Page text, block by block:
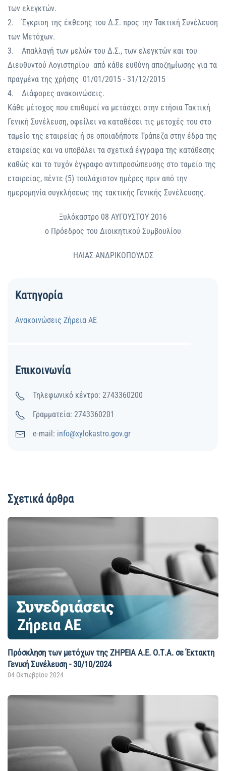
των ελεγκτών.
2. Έγκριση της έκθεσης του Δ.Σ. προς την Τακτική Συνέλευση
των Μετόχων.
3. Απαλλαγή των μελών του Δ.Σ., των ελεγκτών και του
Διευθυντού Λογιστηρίου από κάθε ευθύνη αποζημίωσης για τα
πραγμένα της χρήσης 01/01/2015 - 31/12/2015
4. Διάφορες ανακοινώσεις.
Κάθε μέτοχος που επιθυμεί να μετάσχει στην ετήσια Τακτική
Γενική Συνέλευση, οφείλει να καταθέσει τις μετοχές του στο
ταμείο της εταιρείας ή σε οποιαδήποτε Τράπεζα στην έδρα της
εταιρείας και να υποβάλει τα σχετικά έγγραφα της κατάθεσης
καθώς και το τυχόν έγγραφο αντιπροσώπευσης στο ταμείο της
εταιρείας, πέντε (5) τουλάχιστον ημέρες πριν από την
ημερομηνία συγκλήσεως της τακτικής Γενικής Συνέλευσης.
Ξυλόκαστρο 08 ΑΥΓΟΥΣΤΟΥ 2016
ο Πρόεδρος του Διοικητικού Συμβουλίου
ΗΛΙΑΣ ΑΝΔΡΙΚΟΠΟΥΛΟΣ
Κατηγορία
Ανακοινώσεις Ζήρεια ΑΕ
Επικοινωνία
Τηλεφωνικό κέντρο: 2743360200
Γραμματεία: 2743360201
e-mail: info@xylokastro.gov.gr
Σχετικά άρθρα
Πρόσκληση των μετόχων της ΖΗΡΕΙΑ Α.Ε. Ο.Τ.Α. σε Έκτακτη
Γενική Συνέλευση - 30/10/2024
04 Οκτωβρίου 2024